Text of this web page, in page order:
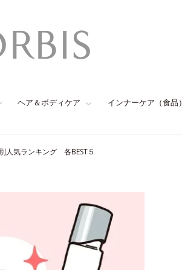
ヘア＆ボディケア インナーケア（食品）
人気ランキング 各BEST５